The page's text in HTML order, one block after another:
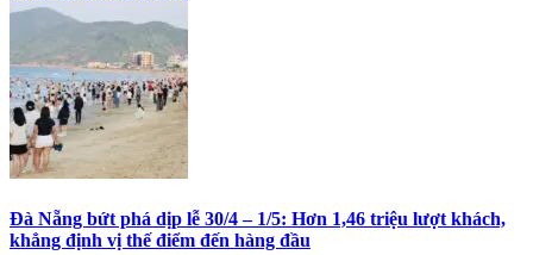
Đà Nẵng bứt phá dịp lễ 30/4 – 1/5: Hơn 1,46 triệu lượt khách,
khẳng định vị thế điểm đến hàng đầu